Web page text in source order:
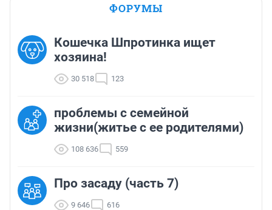
ФОРУМЫ
Кошечка Шпротинка ищет
хозяина!
30 518 123
проблемы с семейной
жизни(житье с ее родителями)
108 636 559
Про засаду (часть 7)
9 646 616